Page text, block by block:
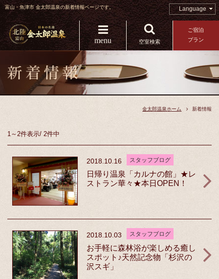
富山・魚津市 金太郎温泉の新着情報ページです。 Language
menu 空室検索
ご宿泊
プラン
金太郎温泉ホーム 新着情報
1～2件表示/ 2件中
2018.10.16 スタッフブログ
日帰り温泉「カルナの館」★レ
ストラン華々★本日OPEN！
2018.10.03 スタッフブログ
お手軽に森林浴が楽しめる癒し
スポット♪天然記念物「杉沢の
沢スギ」